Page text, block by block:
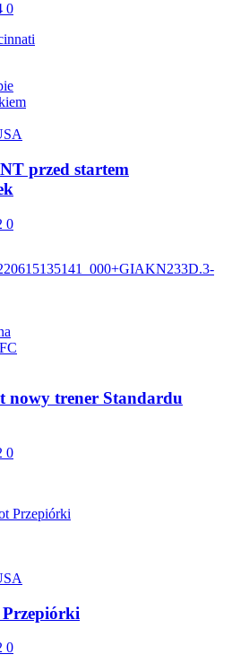
0
przed startem
0
nowy trener Standardu
0
Przepiórki
0